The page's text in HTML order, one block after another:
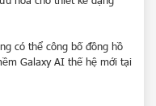
có thể công bố đồng hồ
Galaxy AI thế hệ mới tại